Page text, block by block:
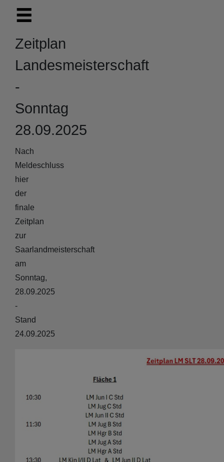
Zeitplan
Landesmeisterschaft
-
Sonntag
28.09.2025
Nach
Meldeschluss
hier
der
finale
Zeitplan
zur
Saarlandmeisterschaft
am
Sonntag,
28.09.2025
-
Stand
24.09.2025